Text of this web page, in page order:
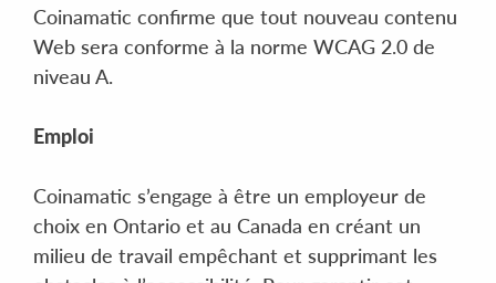
Coinamatic confirme que tout nouveau contenu
Web sera conforme à la norme WCAG 2.0 de
niveau A.
Emploi
Coinamatic s’engage à être un employeur de
choix en Ontario et au Canada en créant un
milieu de travail empêchant et supprimant les